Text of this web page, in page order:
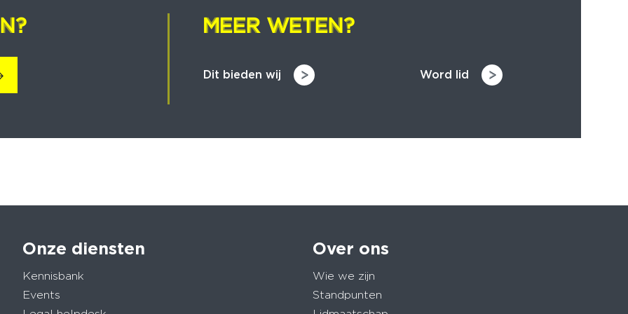
MEER WETEN?
MEER WETEN?
Dit bieden wij Word lid
Onze diensten
Kennisbank
Events
Over ons
Wie we zijn
Standpunten